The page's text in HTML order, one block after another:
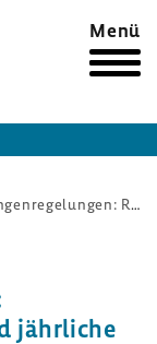
Menü
Mindestmengenregelungen: Redaktionelle Änderung und jährliche OPS-Anpassung
jähr­liche